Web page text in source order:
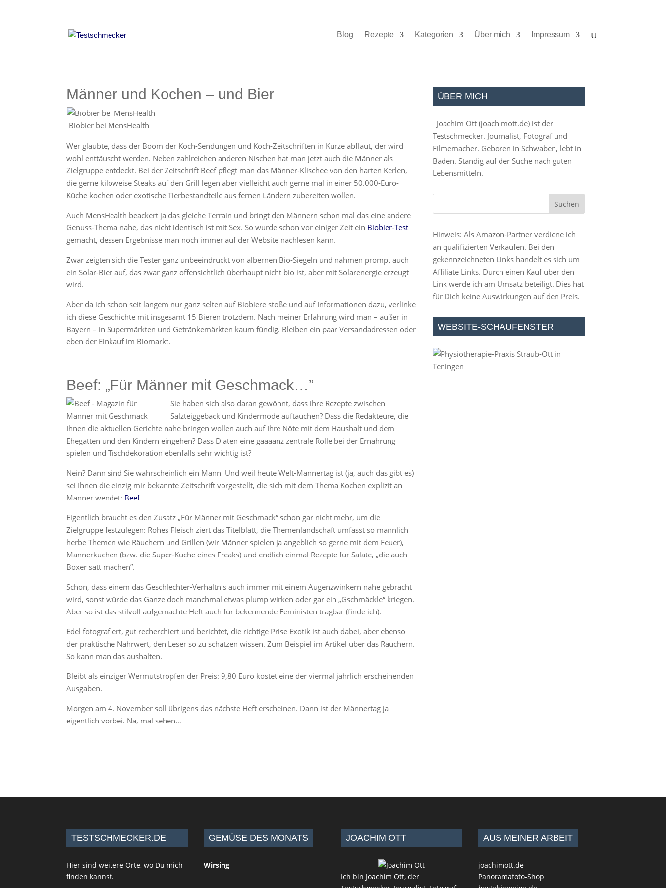
Blog Rezepte Kategorien Über mich Impressum
Männer und Kochen – und Bier
Biobier bei MensHealth
Wer glaubte, dass der Boom der Koch-Sendungen und Koch-Zeitschriften in Kürze abflaut, der wird
wohl enttäuscht werden. Neben zahlreichen anderen Nischen hat man jetzt auch die Männer als
Zielgruppe entdeckt. Bei der Zeitschrift Beef pflegt man das Männer-Klischee von den harten Kerlen,
die gerne kiloweise Steaks auf den Grill legen aber vielleicht auch gerne mal in einer 50.000-Euro-
Küche kochen oder exotische Tierbestandteile aus fernen Ländern zubereiten wollen.
Auch MensHealth beackert ja das gleiche Terrain und bringt den Männern schon mal das eine andere
Genuss-Thema nahe, das nicht identisch ist mit Sex. So wurde schon vor einiger Zeit ein Biobier-Test
gemacht, dessen Ergebnisse man noch immer auf der Website nachlesen kann.
Zwar zeigten sich die Tester ganz unbeeindruckt von albernen Bio-Siegeln und nahmen prompt auch
ein Solar-Bier auf, das zwar ganz offensichtlich überhaupt nicht bio ist, aber mit Solarenergie erzeugt
wird.
Aber da ich schon seit langem nur ganz selten auf Biobiere stoße und auf Informationen dazu, verlinke
ich diese Geschichte mit insgesamt 15 Bieren trotzdem. Nach meiner Erfahrung wird man – außer in
Bayern – in Supermärkten und Getränkemärkten kaum fündig. Bleiben ein paar Versandadressen oder
eben der Einkauf im Biomarkt.
Beef: „Für Männer mit Geschmack…”
Sie haben sich also daran gewöhnt, dass ihre Rezepte zwischen
Salzteiggebäck und Kindermode auftauchen? Dass die Redakteure, die
Ihnen die aktuellen Gerichte nahe bringen wollen auch auf Ihre Nöte mit dem Haushalt und dem
Ehegatten und den Kindern eingehen? Dass Diäten eine gaaaanz zentrale Rolle bei der Ernährung
spielen und Tischdekoration ebenfalls sehr wichtig ist?
Nein? Dann sind Sie wahrscheinlich ein Mann. Und weil heute Welt-Männertag ist (ja, auch das gibt es)
sei Ihnen die einzig mir bekannte Zeitschrift vorgestellt, die sich mit dem Thema Kochen explizit an
Männer wendet: Beef.
Eigentlich braucht es den Zusatz „Für Männer mit Geschmack“ schon gar nicht mehr, um die
Zielgruppe festzulegen: Rohes Fleisch ziert das Titelblatt, die Themenlandschaft umfasst so männlich
herbe Themen wie Räuchern und Grillen (wir Männer spielen ja angeblich so gerne mit dem Feuer),
Männerküchen (bzw. die Super-Küche eines Freaks) und endlich einmal Rezepte für Salate, „die auch
Boxer satt machen”.
Schön, dass einem das Geschlechter-Verhältnis auch immer mit einem Augenzwinkern nahe gebracht
wird, sonst würde das Ganze doch manchmal etwas plump wirken oder gar ein „Gschmäckle“ kriegen.
Aber so ist das stilvoll aufgemachte Heft auch für bekennende Feministen tragbar (finde ich).
Edel fotografiert, gut recherchiert und berichtet, die richtige Prise Exotik ist auch dabei, aber ebenso
der praktische Nährwert, den Leser so zu schätzen wissen. Zum Beispiel im Artikel über das Räuchern.
So kann man das aushalten.
Bleibt als einziger Wermutstropfen der Preis: 9,80 Euro kostet eine der viermal jährlich erscheinenden
Ausgaben.
Morgen am 4. November soll übrigens das nächste Heft erscheinen. Dann ist der Männertag ja
eigentlich vorbei. Na, mal sehen…
ÜBER MICH
Joachim Ott (joachimott.de) ist der
Testschmecker. Journalist, Fotograf und
Filmemacher. Geboren in Schwaben, lebt in
Baden. Ständig auf der Suche nach guten
Lebensmitteln.
Hinweis: Als Amazon-Partner verdiene ich
an qualifizierten Verkäufen. Bei den
gekennzeichneten Links handelt es sich um
Affiliate Links. Durch einen Kauf über den
Link werde ich am Umsatz beteiligt. Dies hat
für Dich keine Auswirkungen auf den Preis.
WEBSITE-SCHAUFENSTER
TESTSCHMECKER.DE
Hier sind weitere Orte, wo Du mich
finden kannst.
GEMÜSE DES MONATS
Wirsing
JOACHIM OTT
Ich bin Joachim Ott, der
AUS MEINER ARBEIT
joachimott.de
Panoramafoto-Shop